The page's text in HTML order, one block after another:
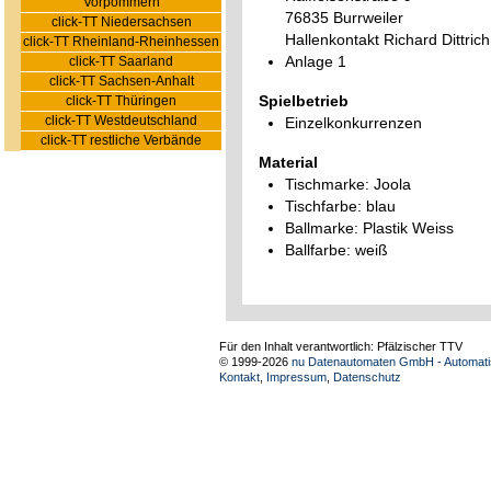
click-TT Niedersachsen
click-TT Rheinland-Rheinhessen
click-TT Saarland
click-TT Sachsen-Anhalt
click-TT Thüringen
click-TT Westdeutschland
click-TT restliche Verbände
76835 Burrweiler
Hallenkontakt Richard Dittrich
Anlage 1
Spielbetrieb
Einzelkonkurrenzen
Material
Tischmarke: Joola
Tischfarbe: blau
Ballmarke: Plastik Weiss
Ballfarbe: weiß
Für den Inhalt verantwortlich: Pfälzischer TTV
© 1999-2026 nu Datenautomaten GmbH -
Kontakt Impressum Datenschutz